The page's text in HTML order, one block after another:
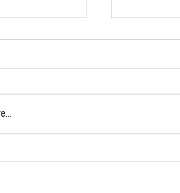
tennis de
termine